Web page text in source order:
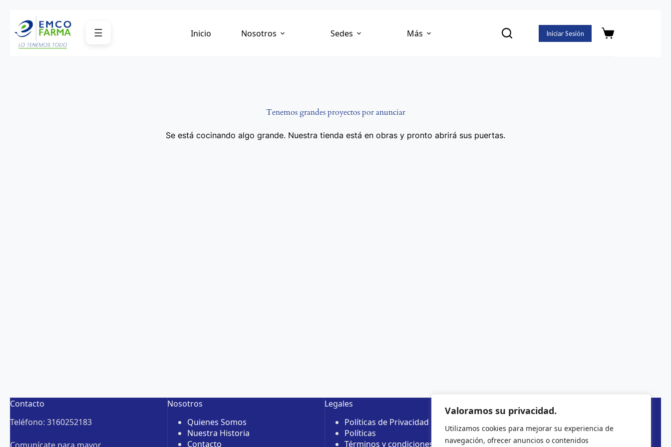
Valoramos su privacidad.
Utilizamos cookies para mejorar su experiencia de
navegación, ofrecer anuncios o contenidos
contenido
☰ Inicio Nosotros Sedes Más Iniciar Sesión
Carro
Tenemos grandes proyectos por anunciar
Se está cocinando algo grande. Nuestra tienda está en obras y pronto abrirá sus puertas.
Contacto
Teléfono: 3160252183
Nosotros
Quienes Somos
Nuestra Historia
Contacto
Legales
Políticas de Privacidad
Políticas
Términos y condiciones